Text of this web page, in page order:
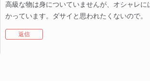
高級な物は身についていませんが、オシャレに
かっています。ダサイと思われたくないので。
返信